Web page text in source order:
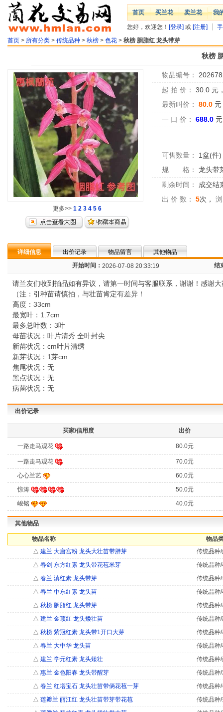
首页 买兰花 卖兰花 我
您好，欢迎您！ [登录] 或 [注册]
首页 > 所有分类 > 传统品种 > 秋榜 > 色花 > 秋榜 胭脂红 龙头带芽
秋榜
更多>> 1 2 3 4 5 6
物品编号：
起 拍 价：
30.0 元
最新叫价：
80.0 元
一 口 价：
688.0 元
可售数量： 1盆(件)
规 格：
龙头带
剩余时间：
成交结
出 价 数：
5次，
详细信息 出价记录 物品留言
其他物品
开始时间： 2026-07-08 20:33:19 结
请兰友们收到拍品如有异议，请第一时间与客服联系，谢谢！感谢
（注：引种苗请慎拍，与壮苗肯定有差异！
高度：33cm
最宽叶：1.7cm
最多总叶数：3叶
母苗状况：叶片清秀 全叶封尖
新苗状况：cm叶片清绣
新芽状况：1芽cm
焦尾状况：无
黑点状况：无
病菌状况：无
出价记录
买家/信用度 出价
一路走马观花 80.0元
一路走马观花
70.0元
心心兰艺
60.0元
惊涛
50.0元
峻铭
40.0元
其他物品
物品名称
物品
△ 建兰 大唐宫粉 龙头大壮苗带胖芽
传统品种
△ 春剑 东方红素 龙头带花苞米芽
传统品种
△ 春兰 滇红素 龙头带芽
传统品种
△ 春兰 中东红素 龙头苗
传统品种
△ 秋榜 胭脂红 龙头带芽
传统品种
△ 建兰 金顶红 龙头矮壮苗
传统品种
△ 秋榜 紫冠红素 龙头带1开口大芽
传统品种
△ 春兰 大中华 龙头苗
传统品种
△ 建兰 学元红素 龙头矮壮
传统品种
△ 惠兰 金色阳春 龙头带醒芽
传统品种
△ 春兰 红塔宝石 龙头壮苗带俩花苞一芽
传统品种
△ 莲瓣兰 丽江红 龙头壮苗带芽带花苞
传统品种